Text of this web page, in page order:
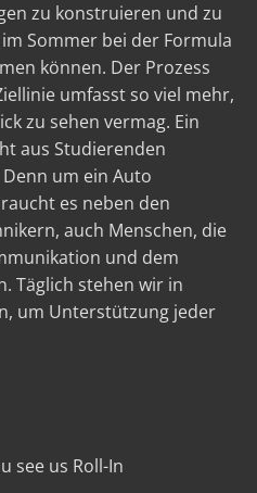
zu konstruieren und zu
Sommer bei der Formula
können. Der Prozess
umfasst so viel mehr,
zu sehen vermag. Ein
aus Studierenden
um ein Auto
es neben den
auch Menschen, die
und dem
Täglich stehen wir in
um Unterstützung jeder
see us Roll-In